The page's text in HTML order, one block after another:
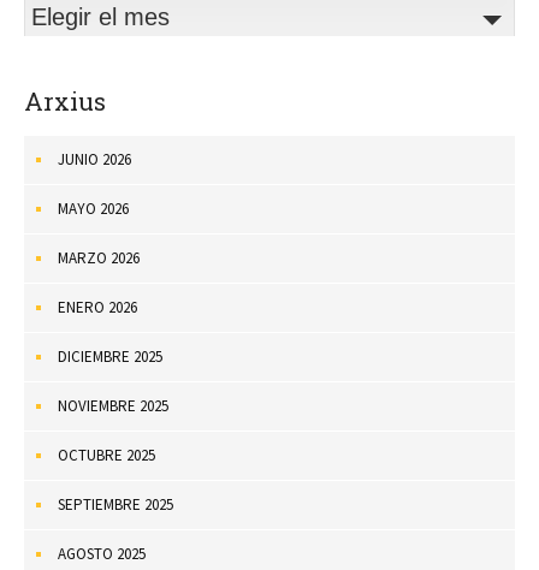
Elegir el mes
Arxius
JUNIO 2026
MAYO 2026
MARZO 2026
ENERO 2026
DICIEMBRE 2025
NOVIEMBRE 2025
OCTUBRE 2025
SEPTIEMBRE 2025
AGOSTO 2025